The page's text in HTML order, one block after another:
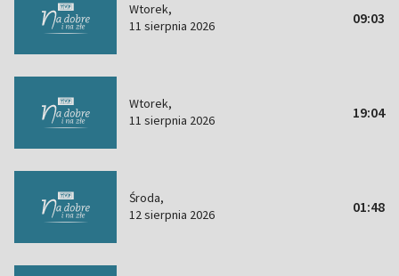
Wtorek,
11 sierpnia 2026
09:03
Wtorek,
11 sierpnia 2026
19:04
Środa,
12 sierpnia 2026
01:48